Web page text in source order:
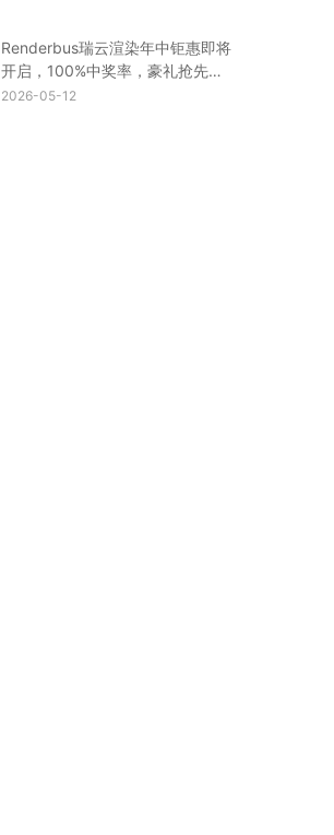
Renderbus瑞云渲染年中钜惠即将
开启，100%中奖率，豪礼抢先
看！
2026-05-12